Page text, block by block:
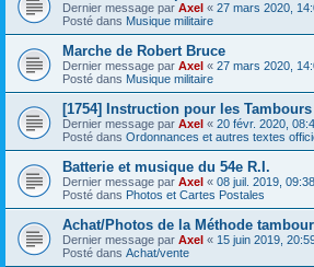
Dernier message par Axel « 27 mars 2020,
Posté dans Musique militaire
Marche de Robert Bruce
Dernier message par Axel « 27 mars 2020,
Posté dans Musique militaire
[1754] Instruction pour les Tambours
Dernier message par Axel « 20 févr. 2020,
Posté dans Ordonnances et autres textes
Batterie et musique du 54e R.I.
Dernier message par Axel « 08 juil. 2019, 09:38
Posté dans Photos et Cartes Postales
Achat/Photos de la Méthode
Dernier message par Axel « 15 juin 2019,
Posté dans Achat/vente